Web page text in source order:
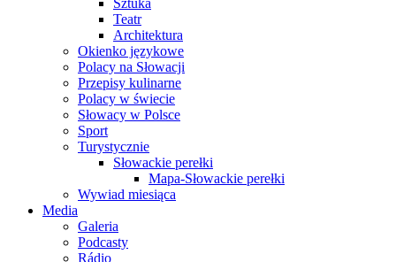
Sztuka
Teatr
Architektura
Okienko językowe
Polacy na Słowacji
Przepisy kulinarne
Polacy w świecie
Słowacy w Polsce
Sport
Turystycznie
Słowackie perełki
Mapa-Słowackie perełki
Wywiad miesiąca
Media
Galeria
Podcasty
Rádio